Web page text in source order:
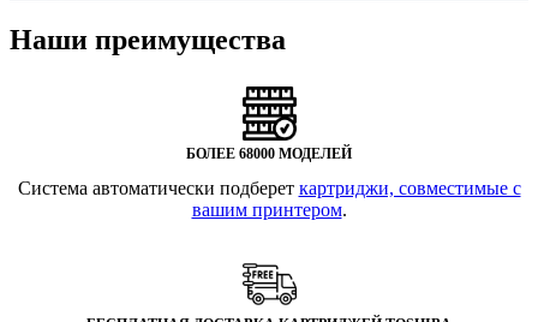
Наши преимущества
БОЛЕЕ 68000 МОДЕЛЕЙ
Система автоматически подберет картриджи, совместимые с
вашим принтером.